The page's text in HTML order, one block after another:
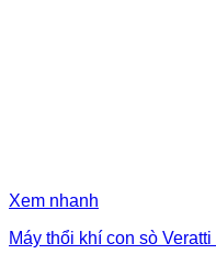
Xem nhanh
Máy thổi khí con sò